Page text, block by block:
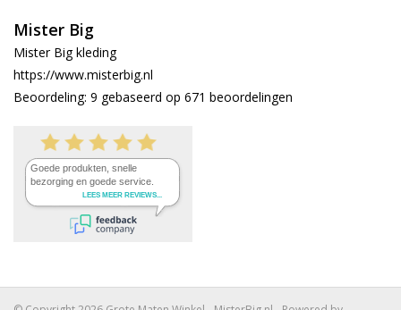
Mister Big
Mister Big kleding
https://www.misterbig.nl
Beoordeling: 9 gebaseerd op 671 beoordelingen